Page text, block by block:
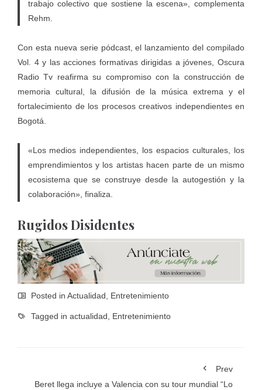
trabajo colectivo que sostiene la escena», complementa
Rehm.
Con esta nueva serie pódcast, el lanzamiento del compilado
Vol. 4 y las acciones formativas dirigidas a jóvenes, Oscura
Radio Tv reafirma su compromiso con la construcción de
memoria cultural, la difusión de la música extrema y el
fortalecimiento de los procesos creativos independientes en
Bogotá.
«Los medios independientes, los espacios culturales, los
emprendimientos y los artistas hacen parte de un mismo
ecosistema que se construye desde la autogestión y la
colaboración», finaliza.
Rugidos Disidentes
Posted in Actualidad, Entretenimiento
Tagged in actualidad, Entretenimiento
Prev
Beret llega incluye a Valencia con su tour mundial “Lo